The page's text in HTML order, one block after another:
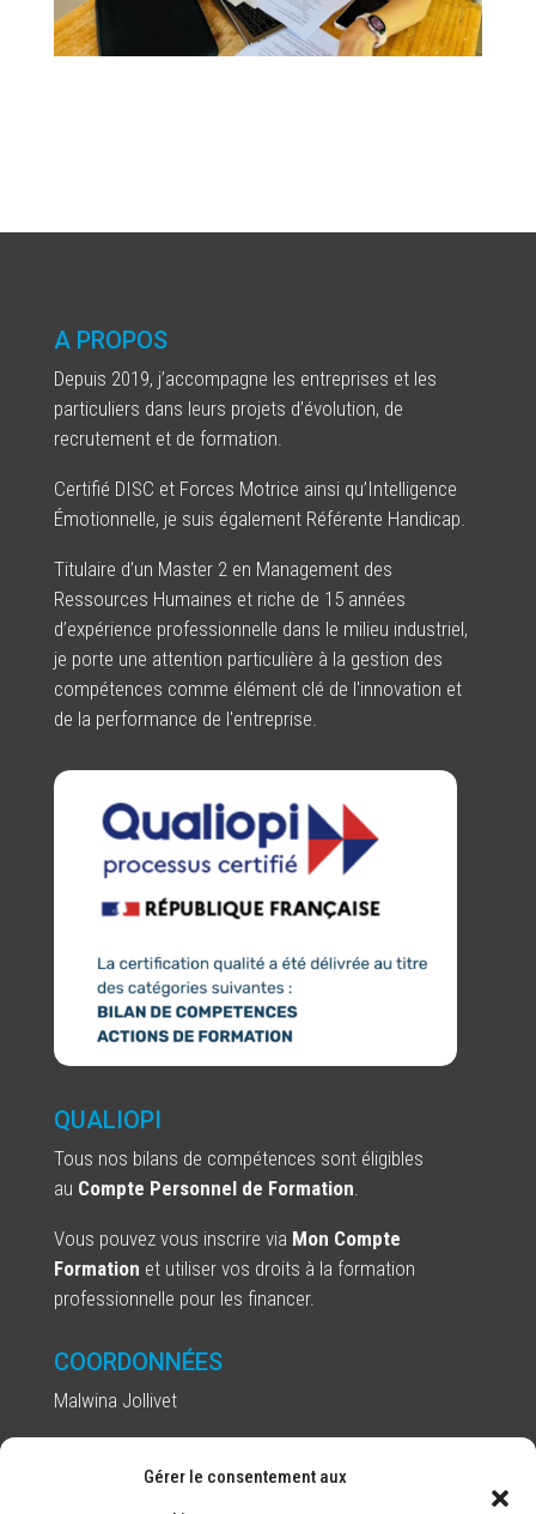
Gérer le consentement aux
A PROPOS
Depuis 2019, j’accompagne les entreprises et les
particuliers dans leurs projets d’évolution, de
recrutement et de formation.
Certifié DISC et Forces Motrice ainsi qu’Intelligence
Émotionnelle, je suis également Référente Handicap.
Titulaire d’un Master 2 en Management des
Ressources Humaines et riche de 15 années
d’expérience professionnelle dans le milieu industriel,
je porte une attention particulière à la gestion des
compétences comme élément clé de l'innovation et
de la performance de l'entreprise.
QUALIOPI
Tous nos bilans de compétences sont éligibles
au Compte Personnel de Formation.
Vous pouvez vous inscrire via Mon Compte
Formation et utiliser vos droits à la formation
professionnelle pour les financer.
COORDONNÉES
Malwina Jollivet